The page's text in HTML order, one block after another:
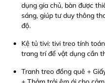
dụng gia chủ, bàn được
sáng, giúp tư duy thông
độ.
Kệ tủ tivi: tivi treo tính
trang trí để vật dụng cần
Tranh treo đồng quê +